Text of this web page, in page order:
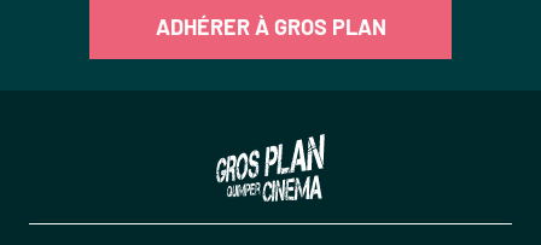
ADHÉRER À GROS PLAN